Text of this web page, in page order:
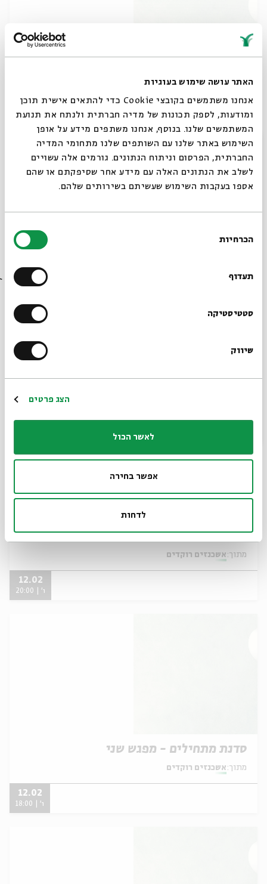
האתר עושה שימוש בעוגיות
אנחנו משתמשים בקובצי Cookie כדי להתאים אישית תוכן
ומודעות, לספק תכונות של מדיה חברתית ולנתח את תנועת
המשתמשים שלנו. בנוסף, אנחנו משתפים מידע על אופן
השימוש באתר שלנו עם השותפים שלנו מתחומי המדיה
החברתית, הפרסום וניתוח הנתונים. גורמים אלה עשויים
לשלב את הנתונים האלה עם מידע אחר שסיפקתם או שהם
אספו בעקבות השימוש שעשיתם בשירותים שלהם.
הסכמה
הכרחיות
תעדוף
סטטיסטיקה
שיווק
הצג פרטים
לאשר הכול
אפשר בחירה
לדחות
סדנת מתקדמים-מפגש שלישי
מתוך:אשכנזים רוקדים
19.02
ו' | 18:00
סדנת מתקדמים-מפגש שני
מתוך: אשכנזים רוקדים
12.02
ו' | 20:00
סדנת מתחילים - מפגש שני
מתוך: אשכנזים רוקדים
12.02
ו' | 18:00
סגור